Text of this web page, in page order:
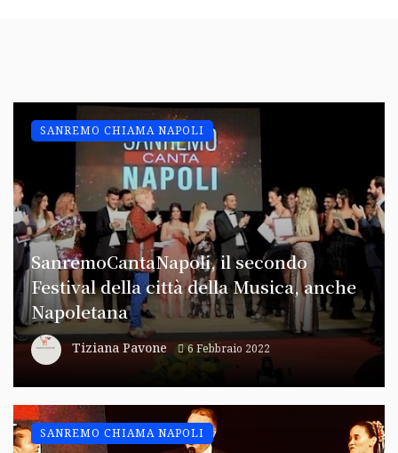
SanremoCantaNapoli, il secondo
Festival della città della Musica, anche
Napoletana
Tiziana Pavone 6 Febbraio 2022
SANREMO CHIAMA NAPOLI
SANREMO CHIAMA NAPOLI